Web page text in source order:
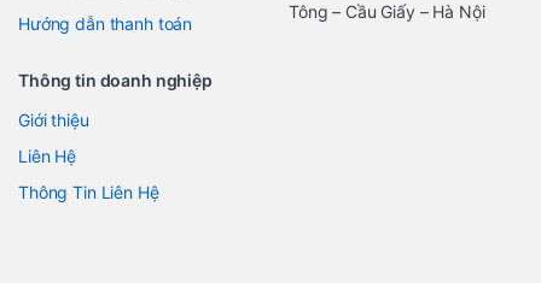
Hướng dẫn thanh toán
Tông – Cầu Giấy – Hà Nội
Thông tin doanh nghiệp
Giới thiệu
Liên Hệ
Thông Tin Liên Hệ